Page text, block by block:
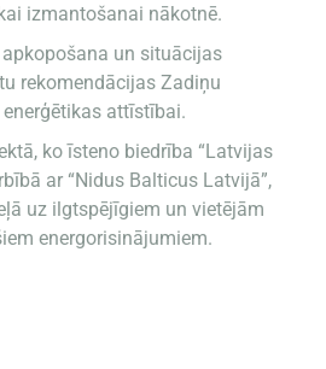
izmantošanai nākotnē.
un situācijas
rekomendācijas Zadiņu
attīstībai.
ko īsteno biedrība “Latvijas
ar “Nidus Balticus Latvijā”,
uz ilgtspējīgiem un vietējām
energorisinājumiem.